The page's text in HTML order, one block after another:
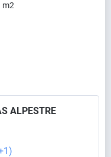
m2
ALPESTRE